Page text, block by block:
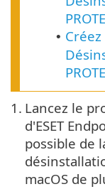
•
1. Lancez le
d'ESET
possible de
macOS de